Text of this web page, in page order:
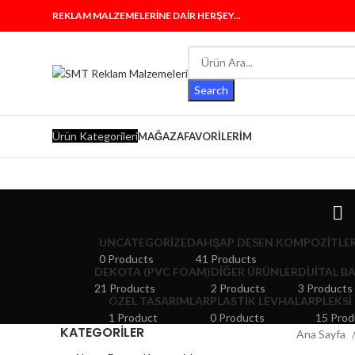
REKLAM MALZEMELERİNE DAİR HERŞEY...
Search
Ürün KategorileriMAĞAZAFAVORILERIM
UNCATEGORIZED
0 Products
AHŞAP DESEN
41 Products
DEKOTA (PVC FOAM)
21 Products
DIĞER ÜRÜNLER
2 Products
DIJITAL
3 Products
ÖZEL TASARIMLAR
1 Product
PLASTIK LEVHALAR
0 Products
15
KATEGORILER Ana Sayfa